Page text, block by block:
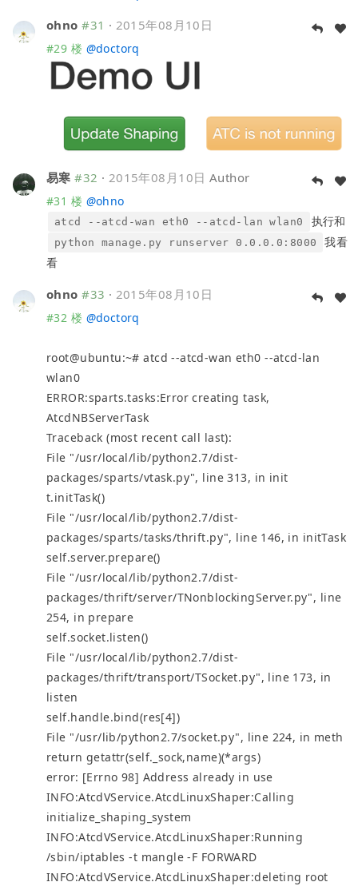
ohno #31 · 2015年08月10日
#29 楼 @doctorq
易寒 #32 · 2015年08月10日 Author
#31 楼 @ohno
atcd --atcd-wan eth0 --atcd-lan wlan0 执行和
python manage.py runserver 0.0.0.0:8000
我看
看
ohno #33 · 2015年08月10日
#32 楼 @doctorq
root@ubuntu:~# atcd --atcd-wan eth0 --atcd-lan
wlan0
ERROR:sparts.tasks:Error creating task,
AtcdNBServerTask
Traceback (most recent call last):
File "/usr/local/lib/python2.7/dist-
packages/sparts/vtask.py", line 313, in init
t.initTask()
File "/usr/local/lib/python2.7/dist-
packages/sparts/tasks/thrift.py", line 146, in initTask
self.server.prepare()
File "/usr/local/lib/python2.7/dist-
packages/thrift/server/TNonblockingServer.py", line
254, in prepare
self.socket.listen()
File "/usr/local/lib/python2.7/dist-
packages/thrift/transport/TSocket.py", line 173, in
listen
self.handle.bind(res[4])
File "/usr/lib/python2.7/socket.py", line 224, in meth
return getattr(self._sock,name)(*args)
error: [Errno 98] Address already in use
INFO:AtcdVService.AtcdLinuxShaper:Calling
initialize_shaping_system
INFO:AtcdVService.AtcdLinuxShaper:Running
/sbin/iptables -t mangle -F FORWARD
INFO:AtcdVService.AtcdLinuxShaper:deleting root